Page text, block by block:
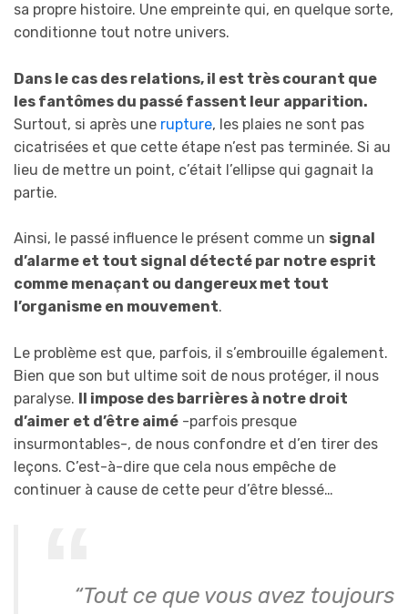
sa propre histoire. Une empreinte qui, en quelque sorte,
conditionne tout notre univers.
Dans le cas des relations, il est très courant que
les fantômes du passé fassent leur apparition.
Surtout, si après une rupture, les plaies ne sont pas
cicatrisées et que cette étape n’est pas terminée. Si au
lieu de mettre un point, c’était l’ellipse qui gagnait la
partie.
Ainsi, le passé influence le présent comme un signal
d’alarme et tout signal détecté par notre esprit
comme menaçant ou dangereux met tout
l’organisme en mouvement.
Le problème est que, parfois, il s’embrouille également.
Bien que son but ultime soit de nous protéger, il nous
paralyse. Il impose des barrières à notre droit
d’aimer et d’être aimé -parfois presque
insurmontables-, de nous confondre et d’en tirer des
leçons. C’est-à-dire que cela nous empêche de
continuer à cause de cette peur d’être blessé…
“Tout ce que vous avez toujours